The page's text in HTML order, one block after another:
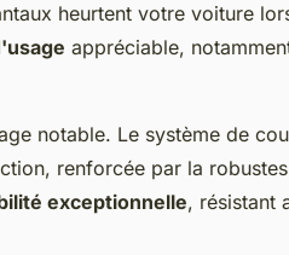
heurtent votre voiture
appréciable,
notable. Le système de
renforcée par la
exceptionnelle, résistant